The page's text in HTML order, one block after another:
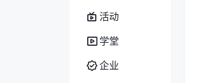
活动
学堂
企业